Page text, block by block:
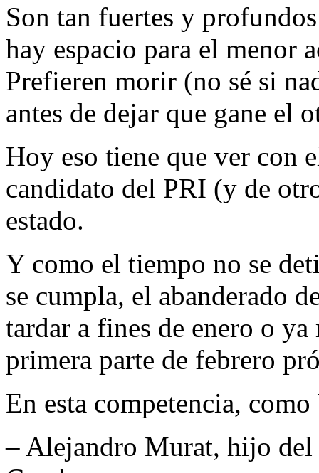
Son tan fuertes y
hay espacio para el menor
Prefieren morir (no sé si
antes de dejar que gane el
Hoy eso tiene que ver con
candidato del PRI (y de
estado.
Y como el tiempo no se
se cumpla, el abanderado
tardar a fines de enero o
primera parte de febrero
En esta competencia,
– Alejandro Murat, hijo del